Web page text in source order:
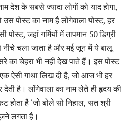
देश के सबसे ज्यादा लोगों को याद होगा,
उस पोस्‍ट का नाम है लोंगेवाला पोस्ट, हर
जहां गर्मियों में तापमान 50 डिग्री
नीचे चला जाता है और मई जून में ये बालू
का चेहरा भी नहीं देख पाते हैं। इस पोस्ट
ऐसी गाथा लिख दी है, जो आज भी हर
है। लोंगेवाला का नाम लेते ही हृदय की
होता है ‘जो बोले सो निहाल, सत श्री
लगता है।